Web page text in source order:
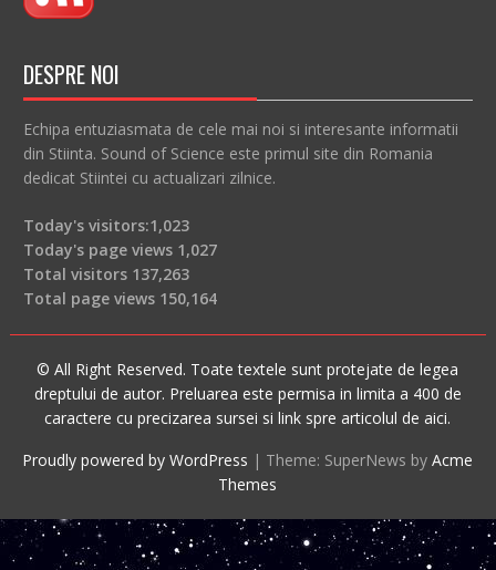
DESPRE NOI
Echipa entuziasmata de cele mai noi si interesante informatii
din Stiinta. Sound of Science este primul site din Romania
dedicat Stiintei cu actualizari zilnice.
Today's visitors:1,023
Today's page views 1,027
Total visitors 137,263
Total page views 150,164
© All Right Reserved. Toate textele sunt protejate de legea
dreptului de autor. Preluarea este permisa in limita a 400 de
caractere cu precizarea sursei si link spre articolul de aici.
Proudly powered by WordPress | Theme: SuperNews byAcme
Themes